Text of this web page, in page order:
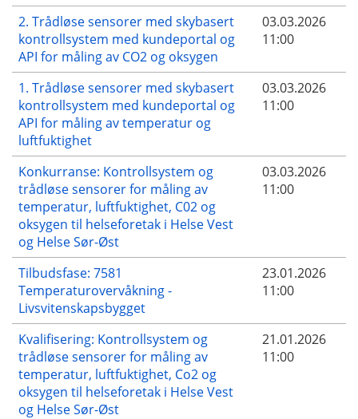
2. Trådløse sensorer med skybasert
kontrollsystem med kundeportal og
API for måling av CO2 og oksygen
03.03.2026
11:00
1. Trådløse sensorer med skybasert
kontrollsystem med kundeportal og
API for måling av temperatur og
luftfuktighet
03.03.2026
11:00
Konkurranse: Kontrollsystem og
trådløse sensorer for måling av
temperatur, luftfuktighet, C02 og
oksygen til helseforetak i Helse Vest
og Helse Sør-Øst
03.03.2026
11:00
Tilbudsfase: 7581
Temperaturovervåkning -
Livsvitenskapsbygget
23.01.2026
11:00
Kvalifisering: Kontrollsystem og
trådløse sensorer for måling av
temperatur, luftfuktighet, Co2 og
oksygen til helseforetak i Helse Vest
og Helse Sør-Øst
21.01.2026
11:00